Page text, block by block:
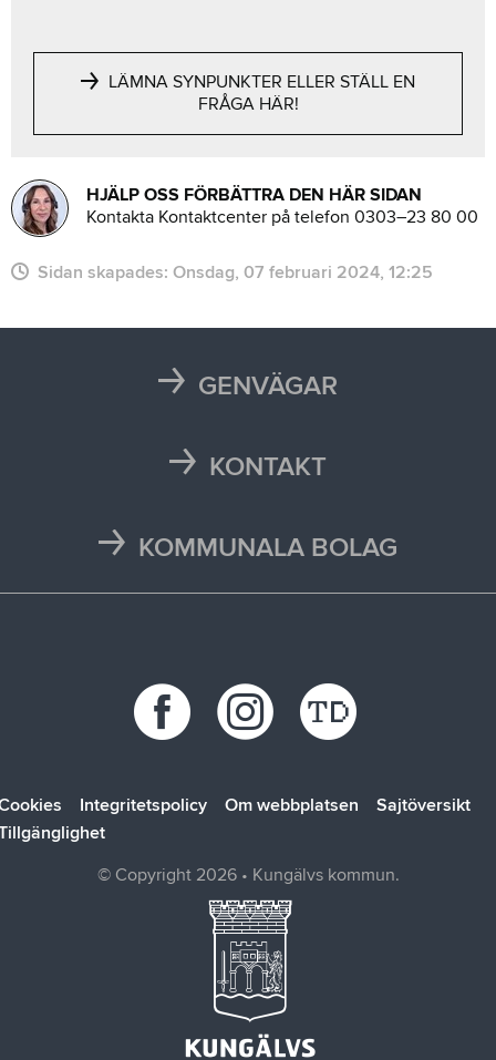
LÄMNA SYNPUNKTER ELLER STÄLL EN
FRÅGA HÄR!
HJÄLP OSS FÖRBÄTTRA DEN HÄR SIDAN
Kontakta Kontaktcenter på telefon 0303–23 80 00
Sidan skapades: onsdag, 07 februari 2024, 12:25
GENVÄGAR
Läsårstider
KONTAKT
Press och media
KOMMUNALA BOLAG
Kungälvsbostäder
Kungälv Energi
Integritetspolicy Om webbplatsen
Sajtöversikt
© Copyright 2026 • Kungälvs kommun.